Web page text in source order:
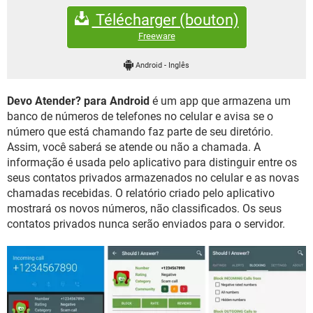
GUIA DE COMPRAS
EXCEL
GMAIL
FACEBOOK
EXCEL
GMAIL
WHATSAPP
INSTAGRAM GMAIL
GUIA DE COMPRAS
Télécharger (bouton)
Freeware
Android- Inglês
Devo Atender? para Android é um app que armazena um
banco de números de telefones no celular e avisa se o
número que está chamando faz parte de seu diretório.
Assim, você saberá se atende ou não a chamada. A
informação é usada pelo aplicativo para distinguir entre os
seus contatos privados armazenados no celular e as novas
chamadas recebidas. O relatório criado pelo aplicativo
mostrará os novos números, não classificados. Os seus
contatos privados nunca serão enviados para o servidor.